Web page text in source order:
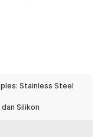
Kombinasi tutup
bahan yang
canister untuk
lebih lama.
304 yang dikenal
Stainless Steel
Silikon